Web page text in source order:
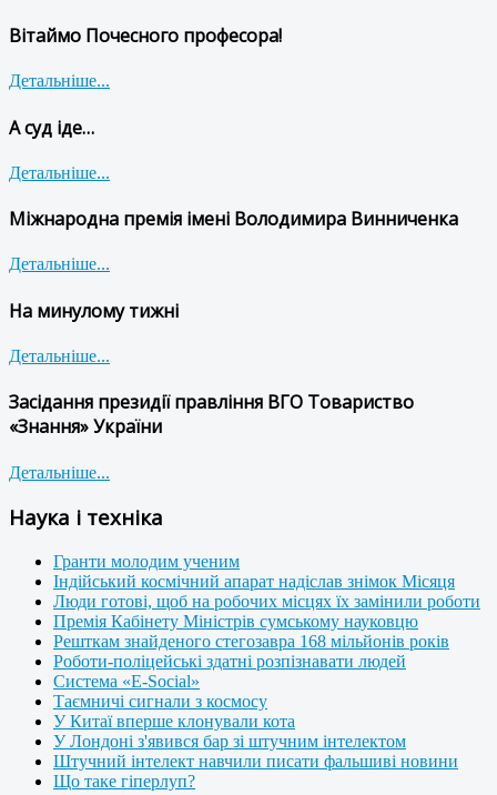
Вітаймо Почесного професора!
Детальніше...
А суд іде…
Детальніше...
Міжнародна премія імені Володимира Винниченка
Детальніше...
На минулому тижні
Детальніше...
Засідання президії правління ВГО Товариство
«Знання» України
Детальніше...
Наука і техніка
Гранти молодим ученим
Індійський космічний апарат надіслав знімок Місяця
Люди готові, щоб на робочих місцях їх замінили роботи
Премія Кабінету Міністрів сумському науковцю
Решткам знайденого стегозавра 168 мільйонів років
Роботи-поліцейські здатні розпізнавати людей
Система «E-Social»
Таємничі сигнали з космосу
У Китаї вперше клонували кота
У Лондоні з'явився бар зі штучним інтелектом
Штучний інтелект навчили писати фальшиві новини
Що таке гіперлуп?